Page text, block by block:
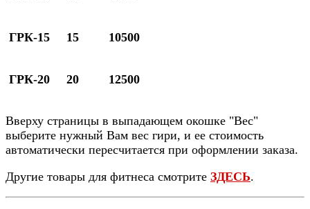
ГРК-15 15 10500
ГРК-20 20 12500
Вверху страницы в выпадающем окошке "Вес"
выберите нужный Вам вес гири, и ее стоимость
автоматически пересчитается при оформлении заказа.
Другие товары для фитнеса смотрите ЗДЕСЬ.